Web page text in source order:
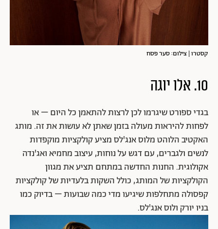
קסטרו | צילום: סער פסח
10. אלו יוגה
בגדי ספורט שיגרמו לכן לרצות להתאמן כל היום – או
לפחות להיראות מעולה בזמן שאתן לא עושות את זה. מותג
האקטיב הלוהט מלוס אנג'לס מציע קולקציות מוקפדות
לנשים ולגברים, עם דגש על נוחות, עיצוב מחמיא ואג'נדה
אקולוגית. החנות החדשה במתחם תציע את מגוון
הקולקציות של המותג, כולל השקות בלעדיות של קולקציות
קפסולה מתחלפות שיגיעו מדי כמה שבועות – בדיוק כמו
בניו יורק ולוס אנג'לס.